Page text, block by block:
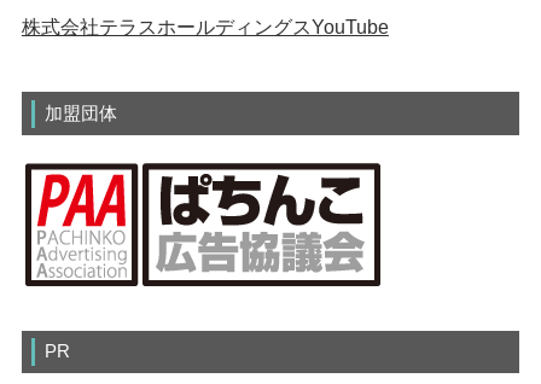
株式会社テラスホールディングスYouTube
加盟団体
PR